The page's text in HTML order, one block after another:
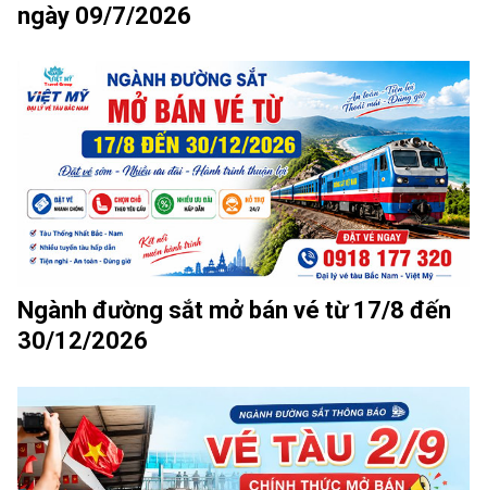
ngày 09/7/2026
Ngành đường sắt mở bán vé từ 17/8 đến
30/12/2026